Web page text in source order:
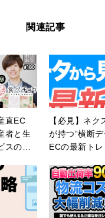
関連記事
直EC
者と生
スの秘
【必見】ネク
が持つ“横断
ECの最新ト